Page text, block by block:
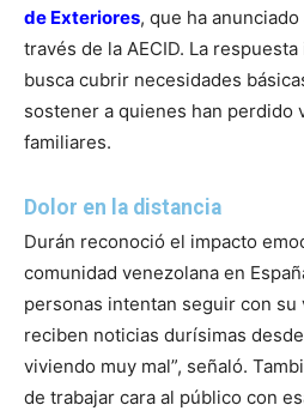
de Exteriores, que ha
través de la AECID. La
busca cubrir necesidades
sostener a quienes han perdido
familiares.
Dolor en la distancia
Durán reconoció el impacto
comunidad venezolana en
personas intentan seguir con su
reciben noticias durísimas
viviendo muy mal”, señaló.
de trabajar cara al público con